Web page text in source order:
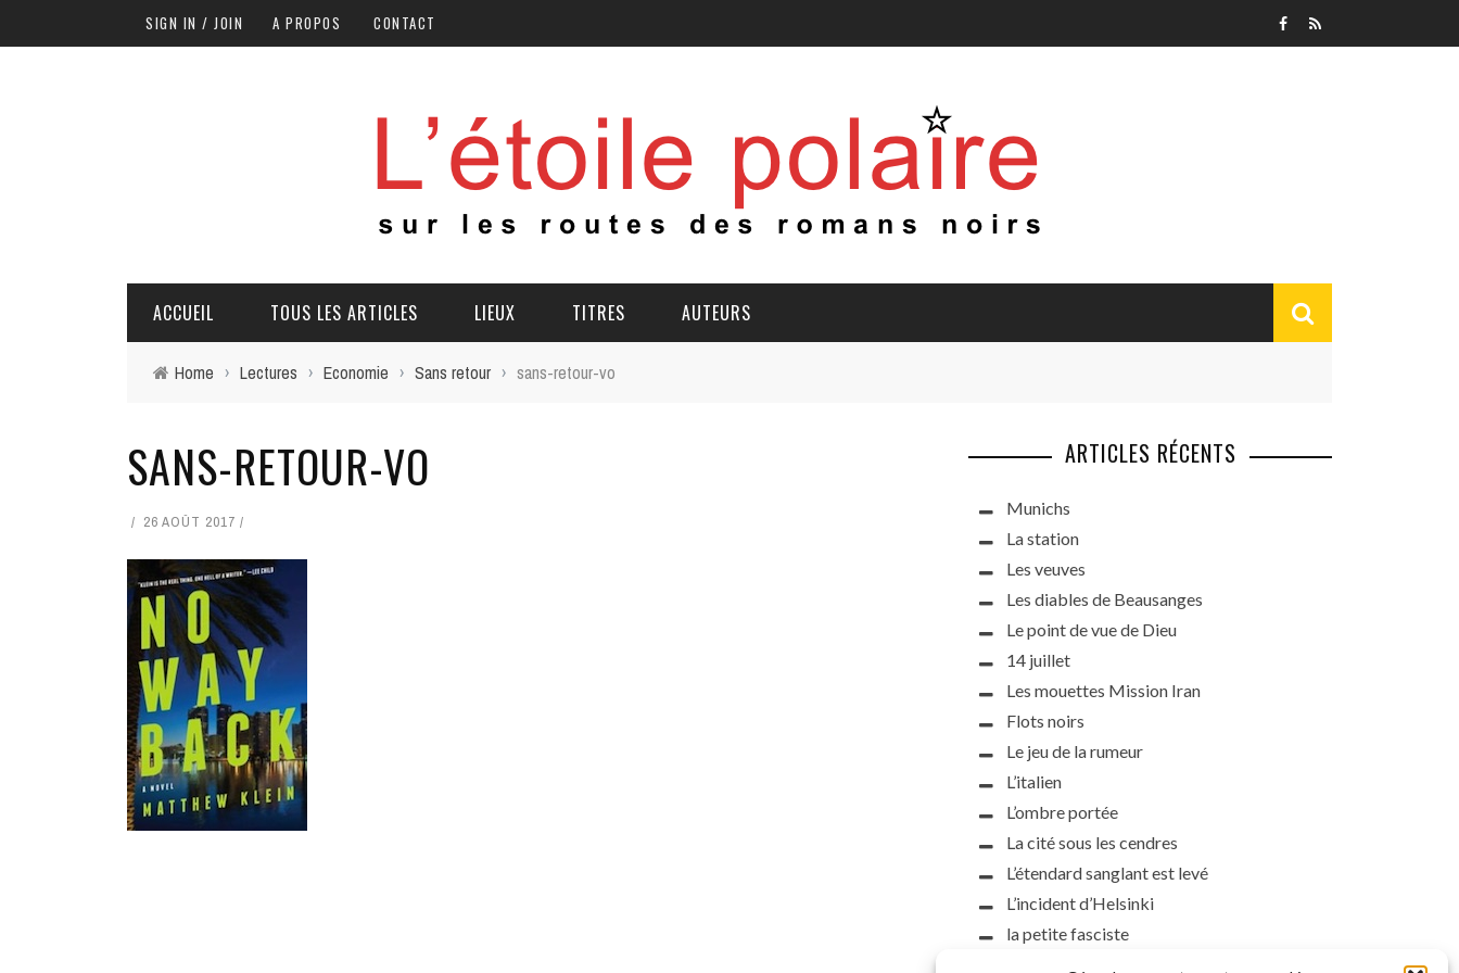
SIGN IN / JOIN A PROPOS CONTACT
ACCUEIL TOUS LES ARTICLES LIEUX TITRES AUTEURS
Home › Lectures › Economie › Sans retour › sans-retour-vo
SANS-RETOUR-VO
26 AOÛT 2017
ARTICLES RÉCENTS
Munichs
La station
Les veuves
Les diables de Beausanges
Le point de vue de Dieu
14 juillet
Les mouettes Mission Iran
Flots noirs
Le jeu de la rumeur
L’italien
L’ombre portée
La cité sous les cendres
L’étendard sanglant est levé
L’incident d’Helsinki
la petite fasciste